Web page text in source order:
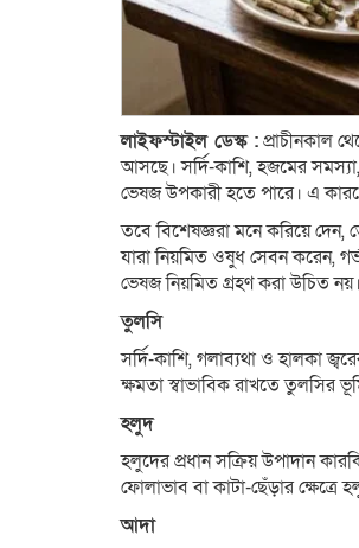
লাইফস্টাইল ডেস্ক :প্রাচীনকাল
আসছে। সর্দি-কাশি, হজমের
ভেষজ উপকারী হতে পারে। এ
তবে বিশেষজ্ঞরা মনে করিয়ে
যারা নিয়মিত ওষুধ সেবন করেন,
ভেষজ নিয়মিত গ্রহণ করা উচিত নয়।
তুলসি
সর্দি-কাশি, গলাব্যথা ও হালকা
ক্ষমতা স্বাভাবিক রাখতে তুলসির
হলুদ
হলুদের প্রধান সক্রিয় উপাদান
ফোলাভাব বা কাটা-ছেঁড়ার
আদা